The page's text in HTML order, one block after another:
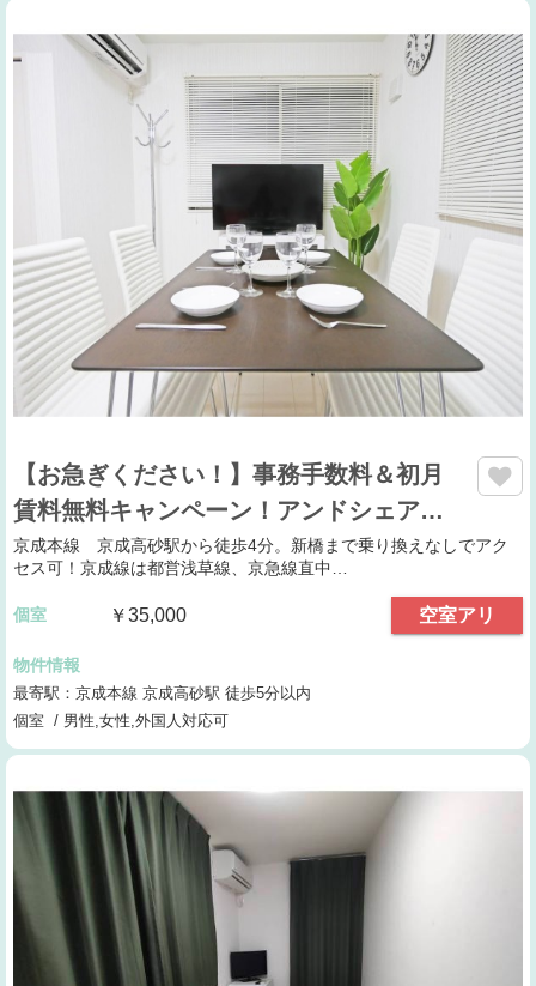
【お急ぎください！】事務手数料＆初月
賃料無料キャンペーン！アンドシェア…
京成本線 京成高砂駅から徒歩4分。新橋まで乗り換えなしでアク
セス可！京成線は都営浅草線、京急線直中…
個室 ￥35,000 空室アリ
物件情報
最寄駅：京成本線 京成高砂駅 徒歩5分以内
個室 / 男性,女性,外国人対応可